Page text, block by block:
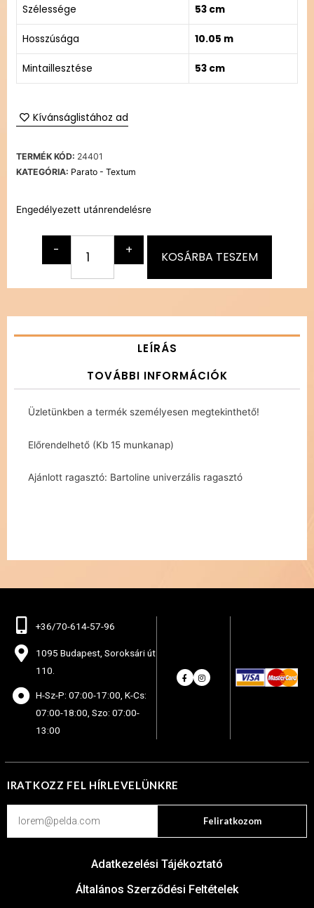
Szélessége 53 cm
Hosszúsága 10.05 m
Mintaillesztése 53 cm
Kívánságlistához ad
TERMÉK KÓD: 24401
KATEGÓRIA: Parato - Textum
Engedélyezett utánrendelésre
- + KOSÁRBA TESZEM
LEÍRÁS
TOVÁBBI INFORMÁCIÓK
Üzletünkben a termék személyesen megtekinthető!
Előrendelhető (Kb 15 munkanap)
Ajánlott ragasztó: Bartoline univerzális ragasztó
+36/70-614-57-96
1095 Budapest, Soroksári út
110.
H-Sz-P: 07:00-17:00, K-Cs:
07:00-18:00, Szo: 07:00-
13:00
IRATKOZZ FEL HÍRLEVELÜNKRE
Feliratkozom
Adatkezelési Tájékoztató
Általános Szerződési Feltételek